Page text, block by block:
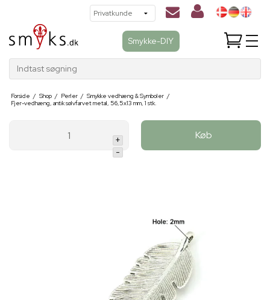
Smykke-DIY
Indtast søgning
Forside / Shop / Perler / Smykke vedhæng & Symboler /
Fjer-vedhæng, antik sølvfarvet metal, 56,5x13 mm, 1 stk.
+
-
Køb